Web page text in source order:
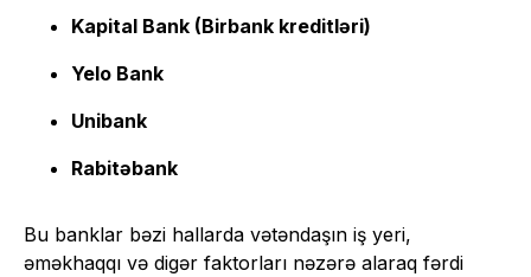
Kapital Bank (Birbank kreditləri)
Yelo Bank
Unibank
Rabitəbank
Bu banklar bəzi hallarda vətəndaşın iş yeri,
əməkhaqqı və digər faktorları nəzərə alaraq fərdi